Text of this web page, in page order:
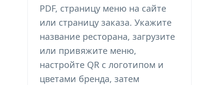
PDF, страницу меню на сайте
или страницу заказа. Укажите
название ресторана, загрузите
или привяжите меню,
настройте QR с логотипом и
цветами бренда, затем